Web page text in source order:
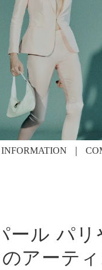
INFORMATION
ール パ
アーテ